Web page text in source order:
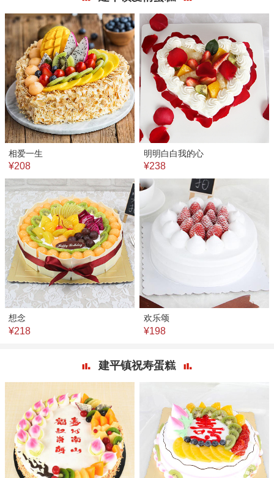
相爱一生
¥208
明明白白我的心
¥238
想念
¥218
欢乐颂
¥198
建平镇祝寿蛋糕